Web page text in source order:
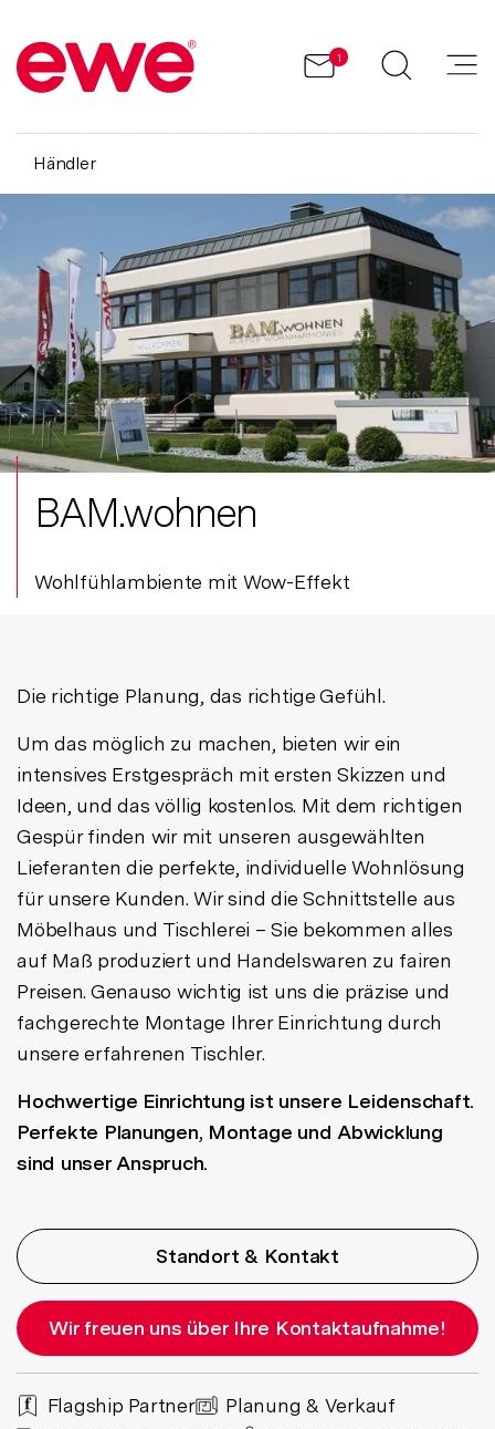
1
Händler
BAM.wohnen
Wohlfühlambiente mit Wow-Effekt
Die richtige Planung, das richtige Gefühl.
Um das möglich zu machen, bieten wir ein
intensives Erstgespräch mit ersten Skizzen und
Ideen, und das völlig kostenlos. Mit dem richtigen
Gespür finden wir mit unseren ausgewählten
Lieferanten die perfekte, individuelle Wohnlösung
für unsere Kunden. Wir sind die Schnittstelle aus
Möbelhaus und Tischlerei – Sie bekommen alles
auf Maß produziert und Handelswaren zu fairen
Preisen. Genauso wichtig ist uns die präzise und
fachgerechte Montage Ihrer Einrichtung durch
unsere erfahrenen Tischler.
Hochwertige Einrichtung ist unsere Leidenschaft.
Perfekte Planungen, Montage und Abwicklung
sind unser Anspruch.
Standort & Kontakt
Wir freuen uns über Ihre Kontaktaufnahme!
Flagship Partner
Planung & Verkauf